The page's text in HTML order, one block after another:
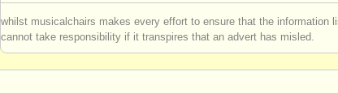
concursos: correpetidor (1)
whilst musicalchairs makes every effort to ensure that the information
cannot take responsibility if it transpires that an advert has misled.